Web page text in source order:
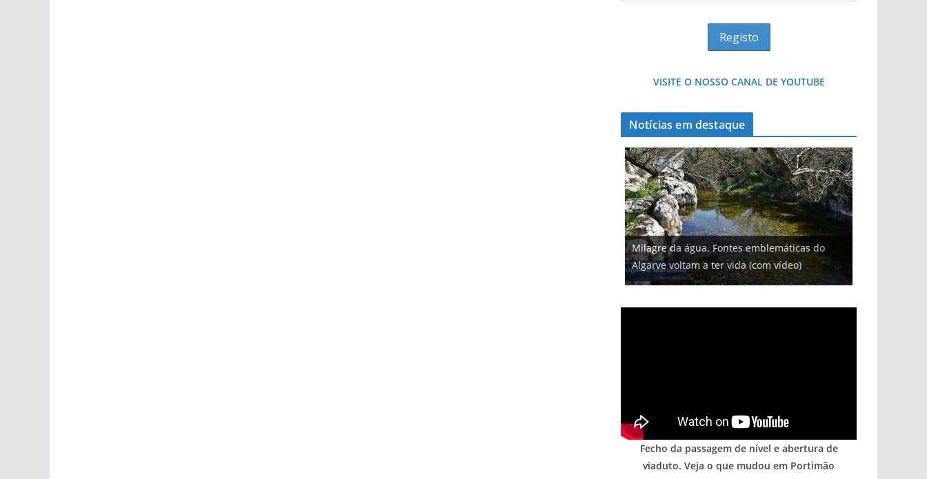
VISITE O NOSSO CANAL DE YOUTUBE
Notícias em destaque
Milagre da água. Fontes emblemáticas do
Algarve voltam a ter vida (com vídeo)
Foto do dia: uma cidade algarvia que cresceu
entre redes e fábricas
Tempestades roubam areia de praias e põem
arribas em risco no Algarve (com vídeo)
Projeto milionário: investimento de 108
milhões de euros na construção de dois
hotéis (com vídeo)
Tapas do mar a 3 euros cada. Nova rota
gastronómica nasce no Algarve
Fecho da passagem de nível e abertura de
viaduto. Veja o que mudou em Portimão